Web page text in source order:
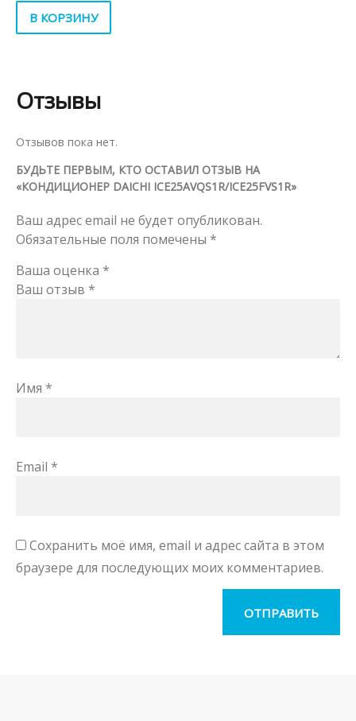
В КОРЗИНУ
Отзывы
Отзывов пока нет.
БУДЬТЕ ПЕРВЫМ, КТО ОСТАВИЛ ОТЗЫВ НА
«КОНДИЦИОНЕР DAICHI ICE25AVQS1R/ICE25FVS1R»
Ваш адрес email не будет опубликован.
Обязательные поля помечены *
Ваша оценка *
Ваш отзыв *
Имя *
Email *
Сохранить моё имя, email и адрес сайта в этом
браузере для последующих моих комментариев.